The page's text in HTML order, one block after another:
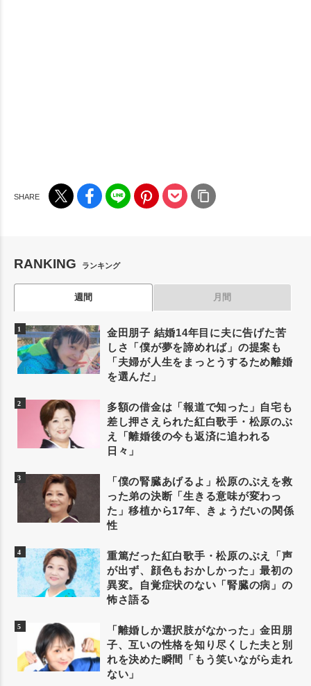
RANKING ランキング
週間 月間
金田朋子 結婚14年目に夫に告げた苦
しさ「僕が夢を諦めれば」の提案も
「夫婦が人生をまっとうするため離婚
を選んだ」
多額の借金は「報道で知った」自宅も
差し押さえられた紅白歌手・松原のぶ
え「離婚後の今も返済に追われる
日々」
「僕の腎臓あげるよ」松原のぶえを救
った弟の決断「生きる意味が変わっ
た」移植から17年、きょうだいの関係
性
重篤だった紅白歌手・松原のぶえ「声
が出ず、顔色もおかしかった」最初の
異変。自覚症状のない「腎臓の病」の
怖さ語る
「離婚しか選択肢がなかった」金田朋
子、互いの性格を知り尽くした夫と別
れを決めた瞬間「もう笑いながら走れ
ない」